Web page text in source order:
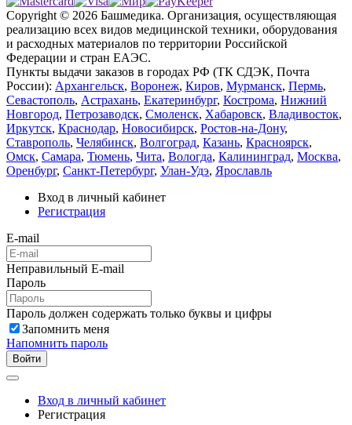
Copyright © 2026 Башмедика. Организация, осуществляющая
реализацию всех видов медицинской техники, оборудования
и расходных материалов по территории Российской
Федерации и стран ЕАЭС.
Пункты выдачи заказов в городах РФ (ТК СДЭК, Почта
России): Архангельск, Воронеж, Киров, Мурманск, Пермь,
Севастополь, Астрахань, Екатеринбург, Кострома, Нижний
Новгород, Петрозаводск, Смоленск, Хабаровск, Владивосток,
Иркутск, Краснодар, Новосибирск, Ростов-на-Дону,
Ставрополь, Челябинск, Волгоград, Казань, Красноярск,
Омск, Самара, Тюмень, Чита, Вологда, Калининград, Москва,
Оренбург, Санкт-Петербург, Улан-Удэ, Ярославль
Вход в личный кабинет
Регистрация
E-mail
Неправильный E-mail
Пароль
Пароль должен содержать только буквы и цифры
Запомнить меня
Напомнить пароль
Войти
Вход в личный кабинет
Регистрация